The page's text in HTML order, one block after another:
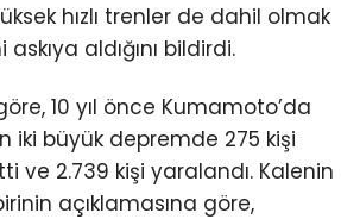
hızlı trenler de dahil olmak
aldığını bildirdi.
10 yıl önce Kumamoto’da
iki büyük depremde 275 kişi
ve 2.739 kişi yaralandı. Kalenin
açıklamasına göre,